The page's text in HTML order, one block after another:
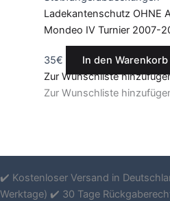
Ladekantenschutz OHNE
Mondeo IV Turnier 2007-
35€
In den Warenkorb
Zur Wunschliste
Zur Wunschliste
✔️ Kostenloser Versand in
Werktage) ✔️ 30 Tage